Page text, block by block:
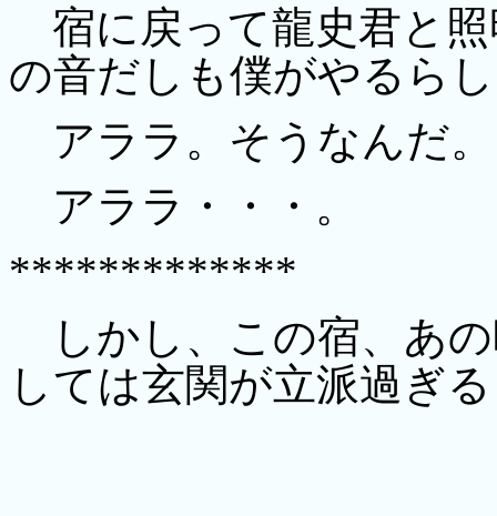
宿に戻って龍史君と
の音だしも僕がやるら
アララ。そうなんだ。
アララ・・・。
*************
しかし、この宿、あ
しては玄関が立派過ぎ